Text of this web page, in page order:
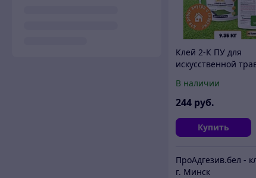
Клей 2-К ПУ для
искусственной
В наличии
244 руб.
Купить
г. Минск